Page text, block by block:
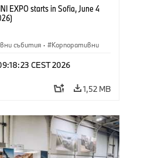
EXPO starts in Sofia, June 4
събития · Корпоративни
CEST 2026
1,52 MB